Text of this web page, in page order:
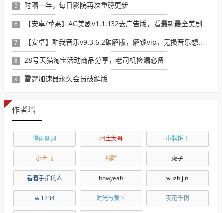
5 时隔一年，每日影院再次重磅更新
6 【安卓/苹果】AG美剧v1.1.132去广告版，看最新最全美剧选这个就行了！
7 【安卓】酷我音乐v9.3.6.2破解版，解锁vip，无损音乐想下就下！
8 28号天猫淘宝活动商品分享，老司机捡漏必备
9 雷霆加速器永久会员破解版
作者墙
信雨随风 阿土大哥 小熊饼干
小土司 残酷 虎子
看着手指的人 howyeah wuzhijin
wl1234 时光与爱丶 夜花千树